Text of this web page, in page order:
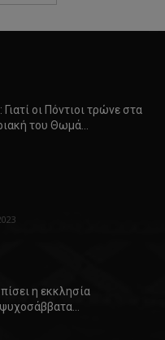
οι Πόντιοι τρώνε στα
του Θωμά…
η εκκλησία